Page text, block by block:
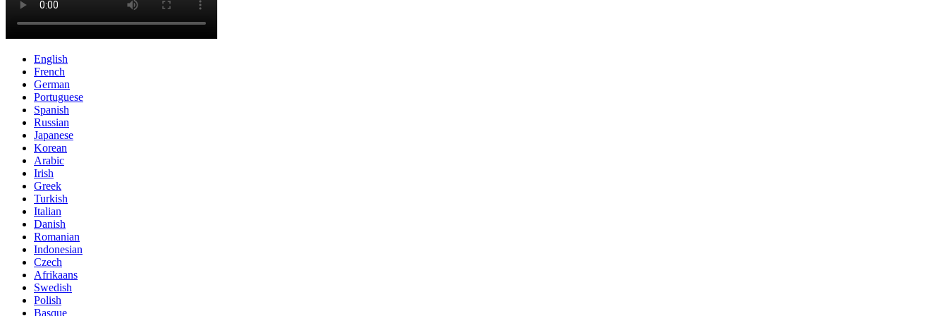
English
French
German
Portuguese
Spanish
Russian
Japanese
Korean
Arabic
Irish
Greek
Turkish
Italian
Danish
Romanian
Indonesian
Czech
Afrikaans
Swedish
Polish
Basque